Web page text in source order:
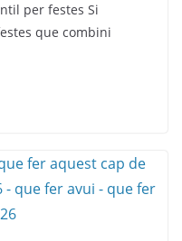
per festes Si
que combini